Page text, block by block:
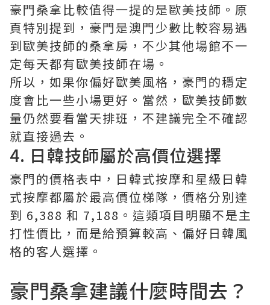
豪門桑拿比較值得一提的是歐美技師。原
頁特別提到，豪門是澳門少數比較容易遇
到歐美技師的桑拿房，不少其他場館不一
定每天都有歐美技師在場。
所以，如果你偏好歐美風格，豪門的穩定
度會比一些小場更好。當然，歐美技師數
量仍然要看當天排班，不建議完全不確認
就直接過去。
4. 日韓技師屬於高價位選擇
豪門的價格表中，日韓式按摩和星級日韓
式按摩都屬於最高價位梯隊，價格分別達
到 6,388 和 7,188。這類項目明顯不是主
打性價比，而是給預算較高、偏好日韓風
格的客人選擇。
豪門桑拿建議什麼時間去？